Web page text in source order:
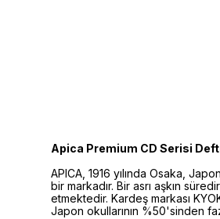
Apica Premium CD Serisi
APICA, 1916 yılında Osaka,
bir markadır. Bir asrı aşkın
etmektedir. Kardeş markası
Japon okullarının %50'sinden